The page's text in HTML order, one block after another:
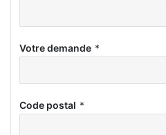
Votre demande *
Code postal *